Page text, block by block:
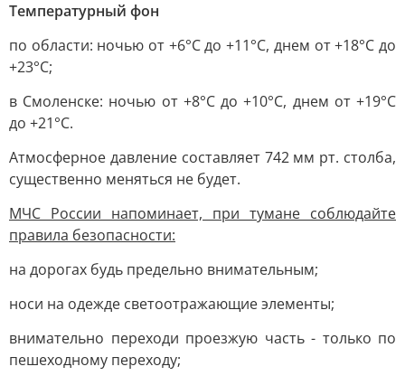
Температурный фон
по области: ночью от +6°С до +11°С, днем от +18°С до
+23°С;
в Смоленске: ночью от +8°С до +10°С, днем от +19°С
до +21°С.
Атмосферное давление составляет 742 мм рт. столба,
существенно меняться не будет.
МЧС России напоминает, при тумане соблюдайте
правила безопасности:
на дорогах будь предельно внимательным;
носи на одежде светоотражающие элементы;
внимательно переходи проезжую часть - только по
пешеходному переходу;